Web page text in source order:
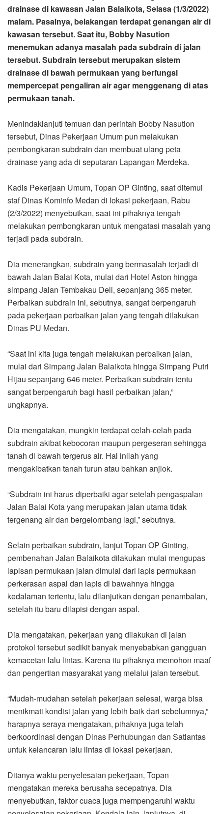
drainase di kawasan Jalan Balaikota, Selasa (1/3/2022)
malam. Pasalnya, belakangan terdapat genangan air di
kawasan tersebut. Saat itu, Bobby Nasution
menemukan adanya masalah pada subdrain di jalan
tersebut. Subdrain tersebut merupakan sistem
drainase di bawah permukaan yang berfungsi
mempercepat pengaliran air agar menggenang di atas
permukaan tanah.
Menindaklanjuti temuan dan perintah Bobby Nasution
tersebut, Dinas Pekerjaan Umum pun melakukan
pembongkaran subdrain dan membuat ulang peta
drainase yang ada di seputaran Lapangan Merdeka.
Kadis Pekerjaan Umum, Topan OP Ginting, saat ditemui
staf Dinas Kominfo Medan di lokasi pekerjaan, Rabu
(2/3/2022) menyebutkan, saat ini pihaknya tengah
melakukan pembongkaran untuk mengatasi masalah yang
terjadi pada subdrain.
Dia menerangkan, subdrain yang bermasalah terjadi di
bawah Jalan Balai Kota, mulai dari Hotel Aston hingga
simpang Jalan Tembakau Deli, sepanjang 365 meter.
Perbaikan subdrain ini, sebutnya, sangat berpengaruh
pada pekerjaan perbaikan jalan yang tengah dilakukan
Dinas PU Medan.
“Saat ini kita juga tengah melakukan perbaikan jalan,
mulai dari Simpang Jalan Balaikota hingga Simpang Putri
Hijau sepanjang 646 meter. Perbaikan subdrain tentu
sangat berpengaruh bagi hasil perbaikan jalan,”
ungkapnya.
Dia mengatakan, mungkin terdapat celah-celah pada
subdrain akibat kebocoran maupun pergeseran sehingga
tanah di bawah tergerus air. Hal inilah yang
mengakibatkan tanah turun atau bahkan anjlok.
“Subdrain ini harus diperbaiki agar setelah pengaspalan
Jalan Balai Kota yang merupakan jalan utama tidak
tergenang air dan bergelombang lagi,” sebutnya.
Selain perbaikan subdrain, lanjut Topan OP Ginting,
pembenahan Jalan Balaikota dilakukan mulai mengupas
lapisan permukaan jalan dimulai dari lapis permukaan
perkerasan aspal dan lapis di bawahnya hingga
kedalaman tertentu, lalu dilanjutkan dengan penambalan,
setelah itu baru dilapisi dengan aspal.
Dia mengatakan, pekerjaan yang dilakukan di jalan
protokol tersebut sedikit banyak menyebabkan gangguan
kemacetan lalu lintas. Karena itu pihaknya memohon maaf
dan pengertian masyarakat yang melalui jalan tersebut.
“Mudah-mudahan setelah pekerjaan selesai, warga bisa
menikmati kondisi jalan yang lebih baik dari sebelumnya,”
harapnya seraya mengatakan, pihaknya juga telah
berkoordinasi dengan Dinas Perhubungan dan Satlantas
untuk kelancaran lalu lintas di lokasi pekerjaan.
Ditanya waktu penyelesaian pekerjaan, Topan
mengatakan mereka berusaha secepatnya. Dia
menyebutkan, faktor cuaca juga mempengaruhi waktu